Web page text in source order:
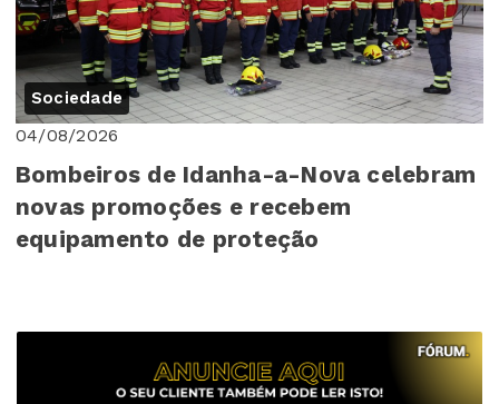
Sociedade
04/08/2026
Bombeiros de Idanha-a-Nova celebram
novas promoções e recebem
equipamento de proteção